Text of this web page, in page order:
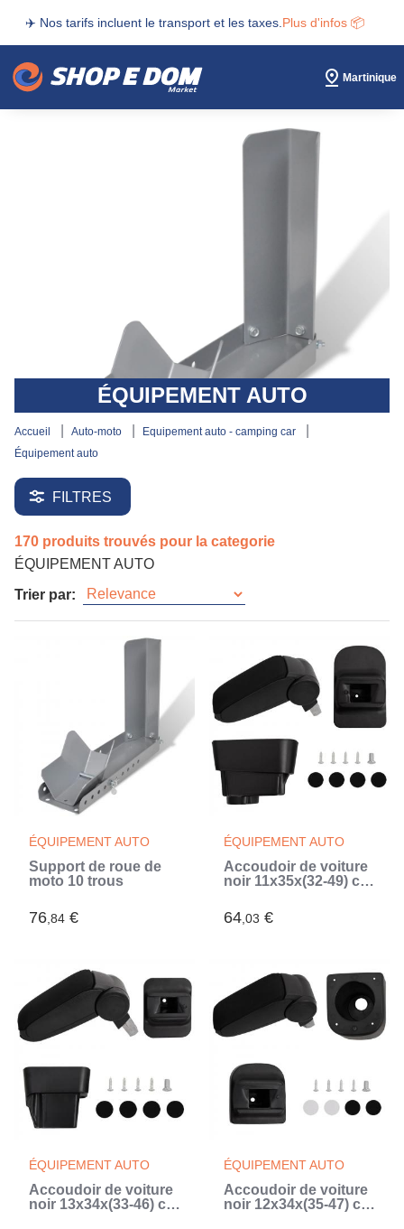
✈️ Nos tarifs incluent le transport et les taxes. Plus d'infos 📦
Martinique
ÉQUIPEMENT AUTO
accueil auto-moto
equipement auto - camping car
équipement auto
FILTRES
170 produits trouvés pour la categorie
ÉQUIPEMENT AUTO
Trier par:
ÉQUIPEMENT AUTO
Support de roue de
moto 10 trous
76,84 €
ÉQUIPEMENT AUTO
Accoudoir de voiture
noir 11x35x(32-49) cm
64,03 €
ÉQUIPEMENT AUTO
Accoudoir de voiture
noir 13x34x(33-46) cm
ÉQUIPEMENT AUTO
Accoudoir de voiture
noir 12x34x(35-47) cm